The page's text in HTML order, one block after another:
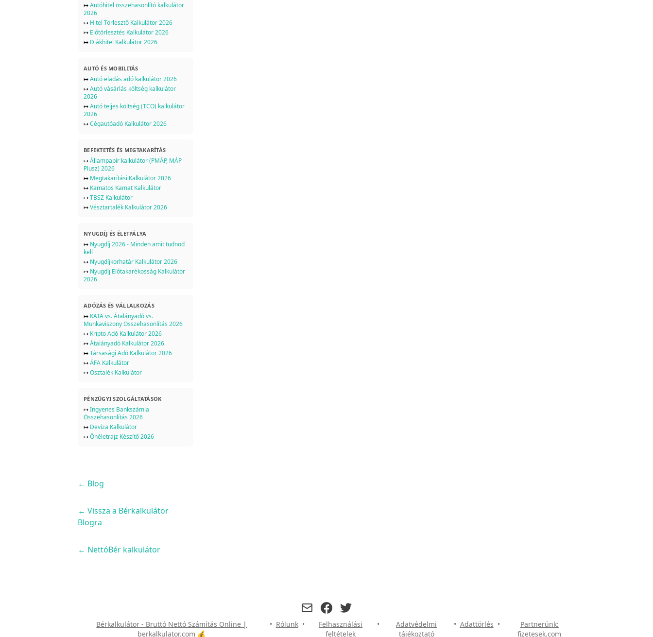
↦Autóhitel összehasonlító kalkulátor
2026
↦ Hitel Törlesztő Kalkulátor 2026
↦ Előtörlesztés Kalkulátor 2026
↦ Diákhitel Kalkulátor 2026
AUTÓ ÉS MOBILITÁS
↦Autó eladás adó kalkulátor 2026
↦Autó vásárlás költség kalkulátor
2026
↦Autó teljes költség (TCO) kalkulátor
2026
↦Cégautóadó Kalkulátor 2026
BEFEKTETÉS ÉS MEGTAKARÍTÁS
↦Állampapír kalkulátor (PMÁP, MÁP
Plusz) 2026
↦ Megtakarítási Kalkulátor 2026
↦ Kamatos Kamat Kalkulátor
↦TBSZ Kalkulátor
↦Vésztartalék Kalkulátor 2026
NYUGDÍJ ÉS ÉLETPÁLYA
↦ Nyugdíj 2026 - Minden amit tudnod
kell
↦ Nyugdíjkorhatár Kalkulátor 2026
↦ Nyugdíj Előtakarékosság Kalkulátor
2026
ADÓZÁS ÉS VÁLLALKOZÁS
↦ KATA vs. Átalányadó vs.
Munkaviszony Összehasonlítás 2026
↦ Kripto Adó Kalkulátor 2026
↦Átalányadó Kalkulátor 2026
↦Társasági Adó Kalkulátor 2026
↦ÁFA Kalkulátor
↦Osztalék Kalkulátor
PÉNZÜGYI SZOLGÁLTATÁSOK
↦Ingyenes Bankszámla
Összehasonlítás 2026
↦ Deviza Kalkulátor
↦Önéletrajz Készítő 2026
← Blog
← Vissza a Bérkalkulátor
Blogra
← NettóBér kalkulátor
facebooktwitter
Bérkalkulátor - Bruttó Nettó Számítás Online |
berkalkulator.com 💰
• Rólunk •
Felhasználási
feltételek
•
Adatvédelmi
tájékoztató
• Adattörlés •
Partnerünk:
fizetesek.com